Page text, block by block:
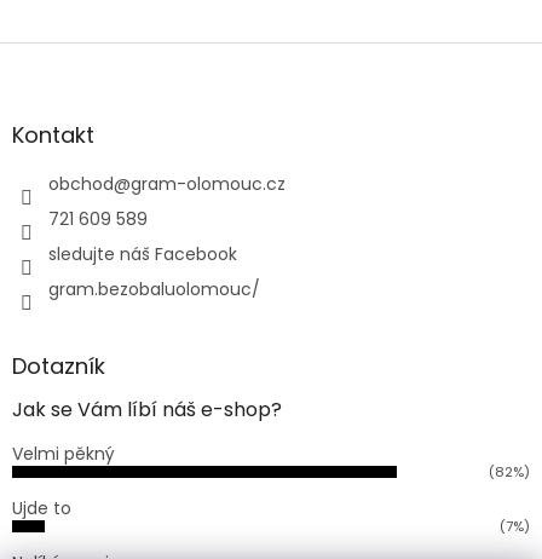
Z
aKontakt
obchod@gram-olomouc.cz
721 609 589
sledujte náš Facebook
gram.bezobaluolomouc/
Dotazník
Jak se Vám líbí náš e-shop?
Velmi pěkný
(82%)
Ujde to
(7%)